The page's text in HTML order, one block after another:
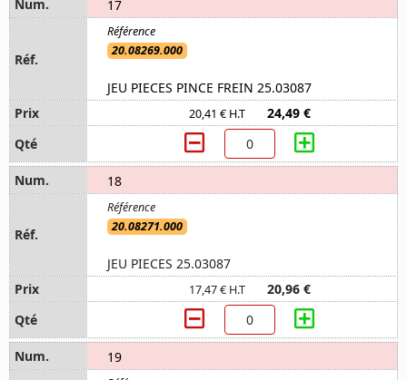
17
20.08269.000
JEU PIECES PINCE FREIN 25.03087
20,41 € H.T 24,49 €
18
20.08271.000
JEU PIECES 25.03087
17,47 € H.T 20,96 €
19